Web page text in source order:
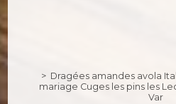
Dragées amandes avola
mariage Cuges les pins les
Var